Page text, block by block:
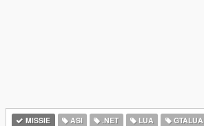
MISSIE ASI .NET LUA
GTALUA